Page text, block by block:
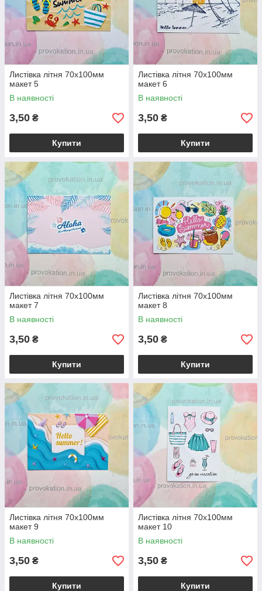
Листівка літня 70х100мм
макет 5
В наявності
3,50 ₴
Купити
Листівка літня 70х100мм
макет 6
В наявності
3,50 ₴
Купити
Листівка літня 70х100мм
макет 7
В наявності
3,50 ₴
Купити
Листівка літня 70х100мм
макет 8
В наявності
3,50 ₴
Купити
Листівка літня 70х100мм
макет 9
В наявності
3,50 ₴
Купити
Листівка літня 70х100мм
макет 10
В наявності
3,50 ₴
Купити